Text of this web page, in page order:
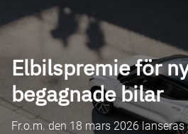
Elbilspremie för
begagnade bilar
Fr.o.m. den 18 mars 2026